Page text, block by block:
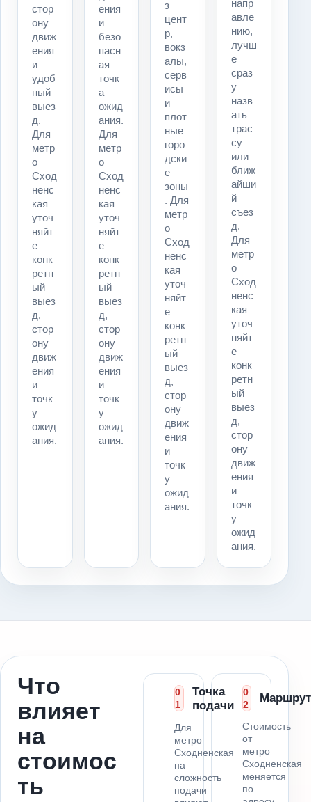
стор
ону
движ
ения
и
удоб
ный
выез
д.
Для
метр
о
Сход
ненс
кая
уточ
няйт
е
конк
ретн
ый
выез
д,
стор
ону
движ
ения
и
точк
у
ожид
ания.
ения
и
безо
пасн
ая
точк
а
ожид
ания.
Для
метр
о
Сход
ненс
кая
уточ
няйт
е
конк
ретн
ый
выез
д,
стор
ону
движ
ения
и
точк
у
ожид
ания.
з
цент
р,
вокз
алы,
серв
исы
и
плот
ные
горо
дски
е
зоны
. Для
метр
о
Сход
ненс
кая
уточ
няйт
е
конк
ретн
ый
выез
д,
стор
ону
движ
ения
и
точк
у
ожид
ания.
напр
авле
нию,
лучш
е
сраз
у
назв
ать
трас
су
или
ближ
айши
й
съез
д.
Для
метр
о
Сход
ненс
кая
уточ
няйт
е
конк
ретн
ый
выез
д,
стор
ону
движ
ения
и
точк
у
ожид
ания.
Что
влияет
на
стоимос
ть
0
1
Точка
подачи
Для
метро
Сходненская
на
сложность
подачи
0
2
Маршрут
Стоимость
от
метро
Сходненская
меняется
по